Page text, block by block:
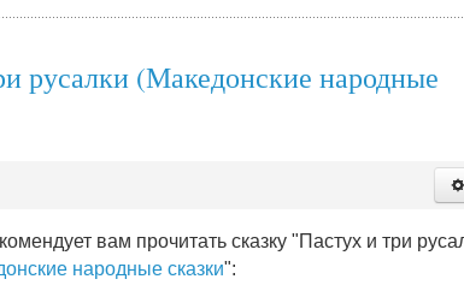
русалки (Македонские народные
вам прочитать сказку "Пастух и три
народные сказки":